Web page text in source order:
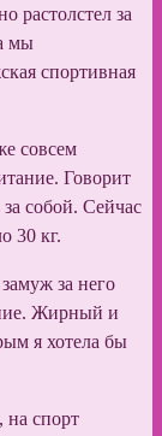
растолстел за
мы
спортивная
совсем
Говорит
собой. Сейчас
30 кг.
за него
Жирный и
я хотела бы
на спорт